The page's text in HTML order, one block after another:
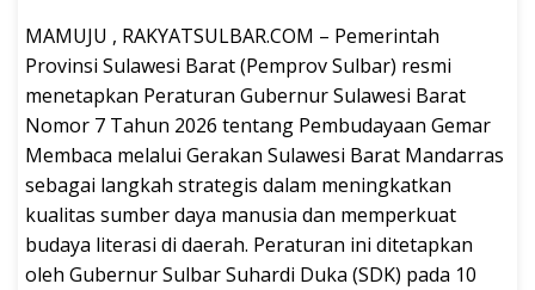
MAMUJU , RAKYATSULBAR.COM – Pemerintah
Provinsi Sulawesi Barat (Pemprov Sulbar) resmi
menetapkan Peraturan Gubernur Sulawesi Barat
Nomor 7 Tahun 2026 tentang Pembudayaan Gemar
Membaca melalui Gerakan Sulawesi Barat Mandarras
sebagai langkah strategis dalam meningkatkan
kualitas sumber daya manusia dan memperkuat
budaya literasi di daerah. Peraturan ini ditetapkan
oleh Gubernur Sulbar Suhardi Duka (SDK) pada 10